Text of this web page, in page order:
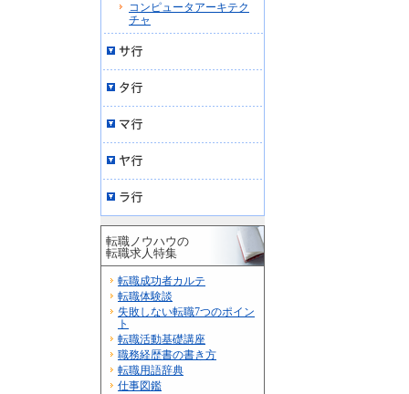
コンピュータアーキテク
チャ
転職ノウハウの
転職求人特集
転職成功者カルテ
転職体験談
失敗しない転職7つのポイン
ト
転職活動基礎講座
職務経歴書の書き方
転職用語辞典
仕事図鑑